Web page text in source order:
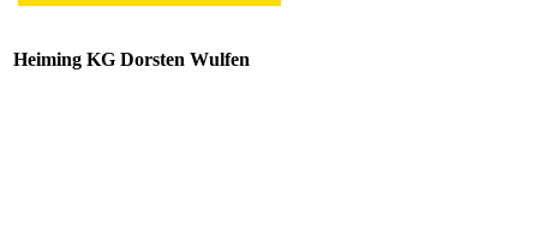
Heiming KG Dorsten Wulfen